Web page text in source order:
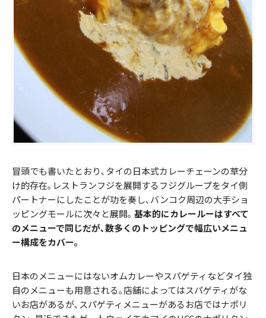
冒頭でも書いたとおり､タイの日本式カレーチェーンの草分
け的存在｡レストランフジを展開するフジグループをタイ側
パートナーにしたことが功を奏し､バンコク周辺の大手ショ
ッピングモールに次々と展開｡ 基本的にカレールーはすべて
のメニューで同じだが､数多くのトッピングで幅広いメニュ
ー構成をカバー｡
日本のメニューにはないオムカレーやスパゲティなどタイ独
自のメニューも用意される｡店舗によってはスパゲティがな
いお店があるが､スパゲティメニューがあるお店ではナポリ